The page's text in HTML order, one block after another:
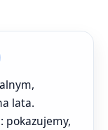
lata.
pokazujemy,